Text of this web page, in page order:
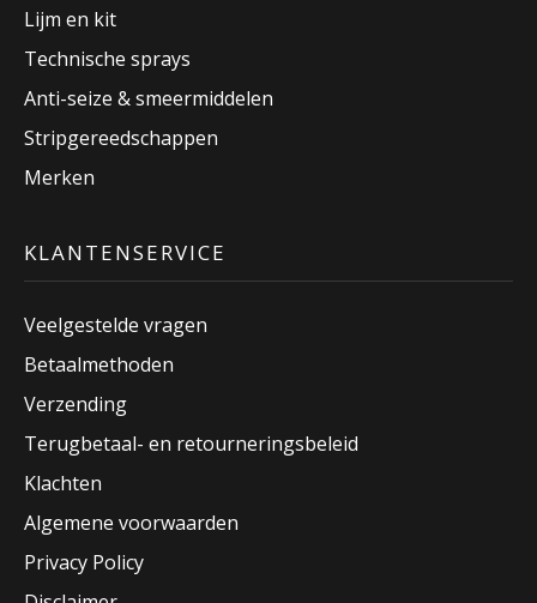
Lijm en kit
Technische sprays
Anti-seize & smeermiddelen
Stripgereedschappen
Merken
KLANTENSERVICE
Veelgestelde vragen
Betaalmethoden
Verzending
Terugbetaal- en retourneringsbeleid
Klachten
Algemene voorwaarden
Privacy Policy